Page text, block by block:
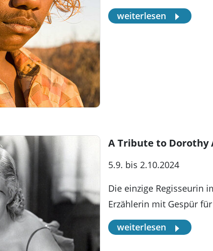
weiterlesen
A Tribute to Dorothy
5.9. bis 2.10.2024
Die einzige Regisseurin
Erzählerin mit Gespür
weiterlesen